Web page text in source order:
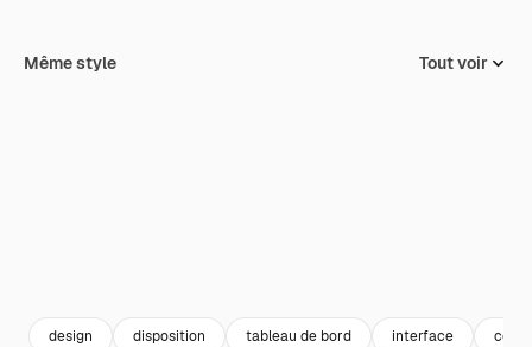
Même style Tout voir
design disposition tableau de bord interface